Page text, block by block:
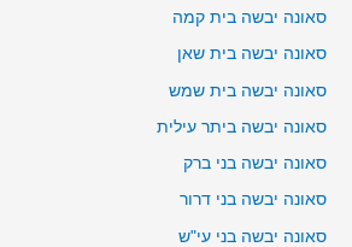
סאונה יבשה בית קמה
סאונה יבשה בית שאן
סאונה יבשה בית שמש
סאונה יבשה ביתר עילית
סאונה יבשה בני ברק
סאונה יבשה בני דרור
סאונה יבשה בני עי"ש